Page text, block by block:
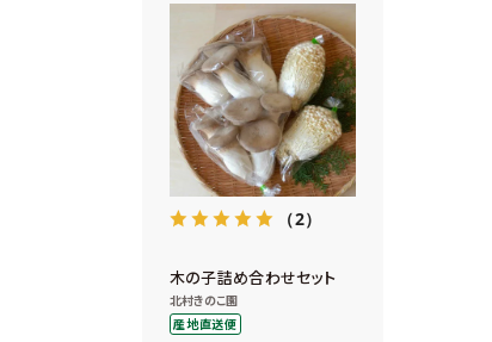
（2）
木の子詰め合わせセット
北村きのこ園
産地直送便